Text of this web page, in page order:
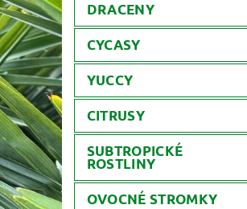
DRACENY
CYCASY
YUCCY
CITRUSY
SUBTROPICKÉ
ROSTLINY
OVOCNÉ STROMKY